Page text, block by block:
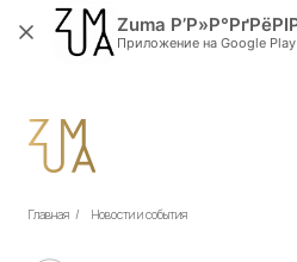
Главная / Новости и события
Приложение на Google Play